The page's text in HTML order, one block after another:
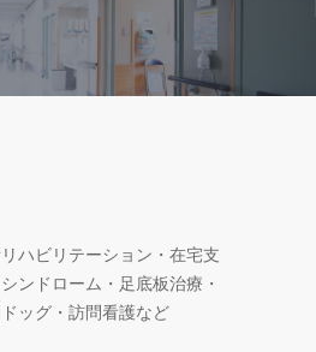
ハビリテーション・在宅支
ンドローム・足底板治療・
ッグ・訪問看護など